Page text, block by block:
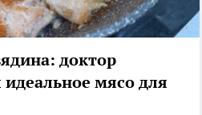
доктор
мясо для